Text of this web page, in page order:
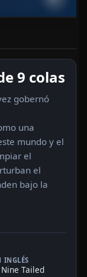
9 colas
gobernó
una
mundo y el
el
el
bajo la
INGLÉS
Tailed